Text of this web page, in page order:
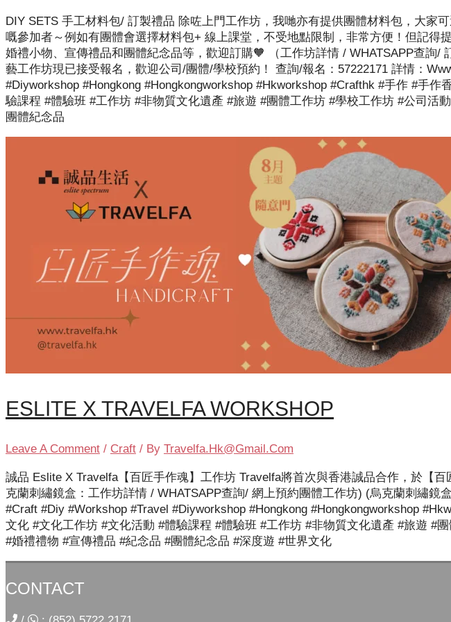
DIY SETS 手工材料包/ 訂製禮品 除咗上門工作坊，我哋亦有提供團體材料包，大家
嘅參加者～例如有團體會選擇材料包+ 線上課堂，不受地點限制，非常方便！但記得
婚禮小物、宣傳禮品和團體紀念品等，歡迎訂購🧡 （工作坊詳情 /
藝工作坊現已接受報名，歡迎公司/團體/學校預約！ 查詢/報名：57222171 詳情：
#diyworkshop #hongkong #hongkongworkshop #hkworkshop #crafthk #手作 #手作
驗課程 #體驗班 #工作坊 #非物質文化遺產 #旅遊 #團體工作坊 #學校工作坊 #公司活
團體紀念品
ESLITE X TRAVELFA WORKSHOP
Leave A Comment / Craft / By Travelfa.hk@gmail.com
誠品 Eslite X Travelfa【百匠手作魂】工作坊 Travelfa將首次與香港誠品合作，於【
克蘭刺繡鏡盒：工作坊詳情 / WHATSAPP查詢/ 網上預約團體工作坊) (烏克蘭刺繡
#craft #diy #workshop #travel #diyworkshop #hongkong #hongkongworkshop
文化 #文化工作坊 #文化活動 #體驗課程 #體驗班 #工作坊 #非物質文化遺產 #旅遊 #
#婚禮禮物 #宣傳禮品 #紀念品 #團體紀念品 #深度遊 #世界文化
CONTACT